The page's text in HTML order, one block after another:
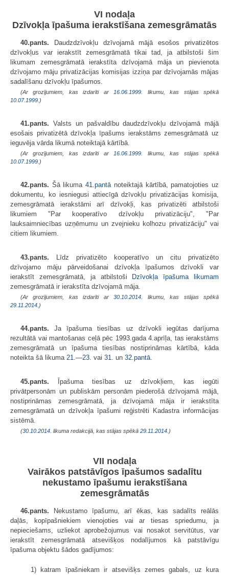
VI nodaļa
Dzīvokļa īpašuma ierakstīšana zemesgrāmatās
40.pants. Daudzdzīvokļu dzīvojamā mājā esošos privatizētos
dzīvokļus var ierakstīt zemesgrāmatā tikai tad, ja atbilstoši šim
likumam zemesgrāmatā ierakstīta dzīvojamā māja un pievienota
dzīvojamo māju privatizācijas komisijas izziņa par dzīvojamās mājas
sadalīšanu dzīvokļu īpašumos.
(Ar grozījumiem, kas izdarīti ar 16.06.1999 . likumu, kas stājas spēkā
10.07.1999. )
41.pants. Valsts un pašvaldību daudzdzīvokļu dzīvojamā mājā
esošais privatizētā dzīvokļa īpašums ierakstāms zemesgrāmatā uz
ieguvēja vārda likumā noteiktajā kārtībā.
(Ar grozījumiem, kas izdarīti ar 16.06.1999 . likumu, kas stājas spēkā
10.07.1999. )
42.pants. Šā likuma41.pantānoteiktajā kārtībā, pamatojoties uz
dokumentu, ko iesniegusi attiecīgā dzīvokļu privatizācijas komisija,
zemesgrāmatā ierakstāmi arī dzīvokļi, kas privatizēti atbilstoši
likumiem "Par kooperatīvo dzīvokļu privatizāciju", "Par
lauksaimniecības uzņēmumu un zvejnieku kolhozu privatizāciju" vai
citiem likumiem.
43.pants. Līdz privatizēto kooperatīvo un citu privatizēto
dzīvojamo māju pārveidošanai dzīvokļa īpašumos dzīvokli var
ierakstīt zemesgrāmatā, ja atbilstoši
Dzīvokļa īpašuma likumam
zemesgrāmatā ir ierakstīta dzīvojamā māja.
(Ar grozījumiem, kas izdarīti ar30.10.2014 . likumu, kas stājas spēkā
29.11.2014. )
44.pants. Ja īpašuma tiesības uz dzīvokli iegūtas darījuma
rezultātā vai mantošanas ceļā pēc 1993.gada 4.aprīļa, tas ierakstāms
zemesgrāmatā un īpašuma tiesības nostiprināmas kārtībā, kāda
noteikta šā likuma 21.—23. vai 31. un 32.pantā.
45.pants. Īpašuma tiesības uz dzīvokļiem, kas iegūti
privātpersonām un publiskām personām piederošā dzīvojamā mājā,
nostiprināmas zemesgrāmatā, ja dzīvojamā māja ir ierakstīta
zemesgrāmatā un dzīvokļa īpašumi reģistrēti Kadastra informācijas
sistēmā.
(30.10.2014 . likuma redakcijā, kas stājas spēkā 29.11.2014. )
VII nodaļa
Vairākos patstāvīgos īpašumos sadalītu
nekustamo īpašumu ierakstīšana
zemesgrāmatās
46.pants. Nekustamo īpašumu, arī ēkas, kas sadalīts reālās
daļās, kopīpašniekiem vienojoties vai ar tiesas spriedumu, ja
nepieciešams, uzliekot aprobežojumus vai nosakot servitūtus, var
ierakstīt zemesgrāmatā atsevišķos nodalījumos kā patstāvīgu
īpašuma objektu šādos gadījumos:
1) katram īpašniekam ir atsevišķs zemes gabals, uz kura